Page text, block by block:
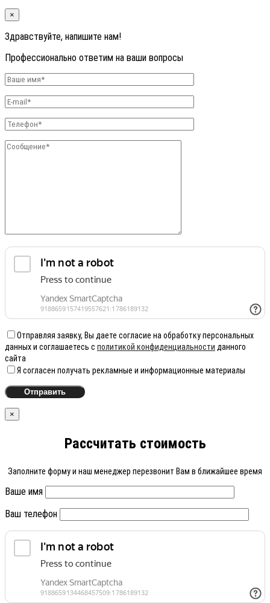
×
Здравствуйте, напишите нам!
Профессионально ответим на ваши вопросы
Отправляя заявку, Вы даете согласие на обработку персональных
данных и соглашаетесь с политикой конфиденциальности данного
сайта
Я согласен получать рекламные и информационные материалы
×
Рассчитать стоимость
Заполните форму и наш менеджер перезвонит Вам в ближайшее время
Ваше имя
Ваш телефон